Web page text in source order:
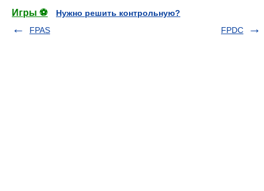
Игры ⚽
Нужно решить контрольную?
FPAS
FPDC